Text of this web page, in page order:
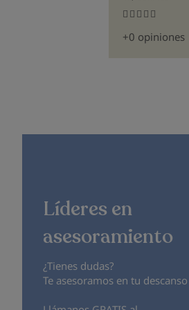
+0 opiniones
Líderes en
asesoramiento
¿Tienes dudas?
Te asesoramos en tu descanso